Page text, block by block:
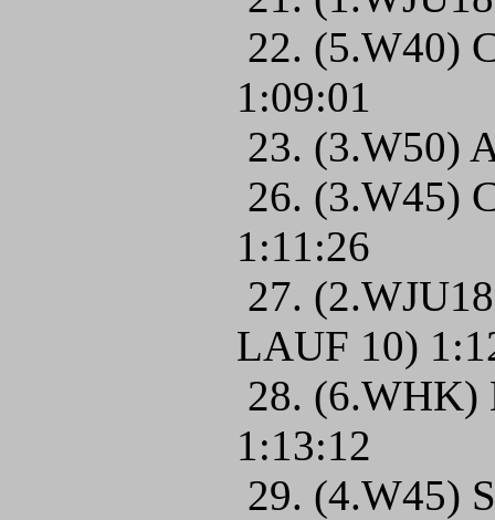
22. (5.W40)
1:09:01
23. (3.W50)
26. (3.W45)
1:11:26
27.
LAUF 10)
28. (6.WHK)
1:13:12
29. (4.W45)